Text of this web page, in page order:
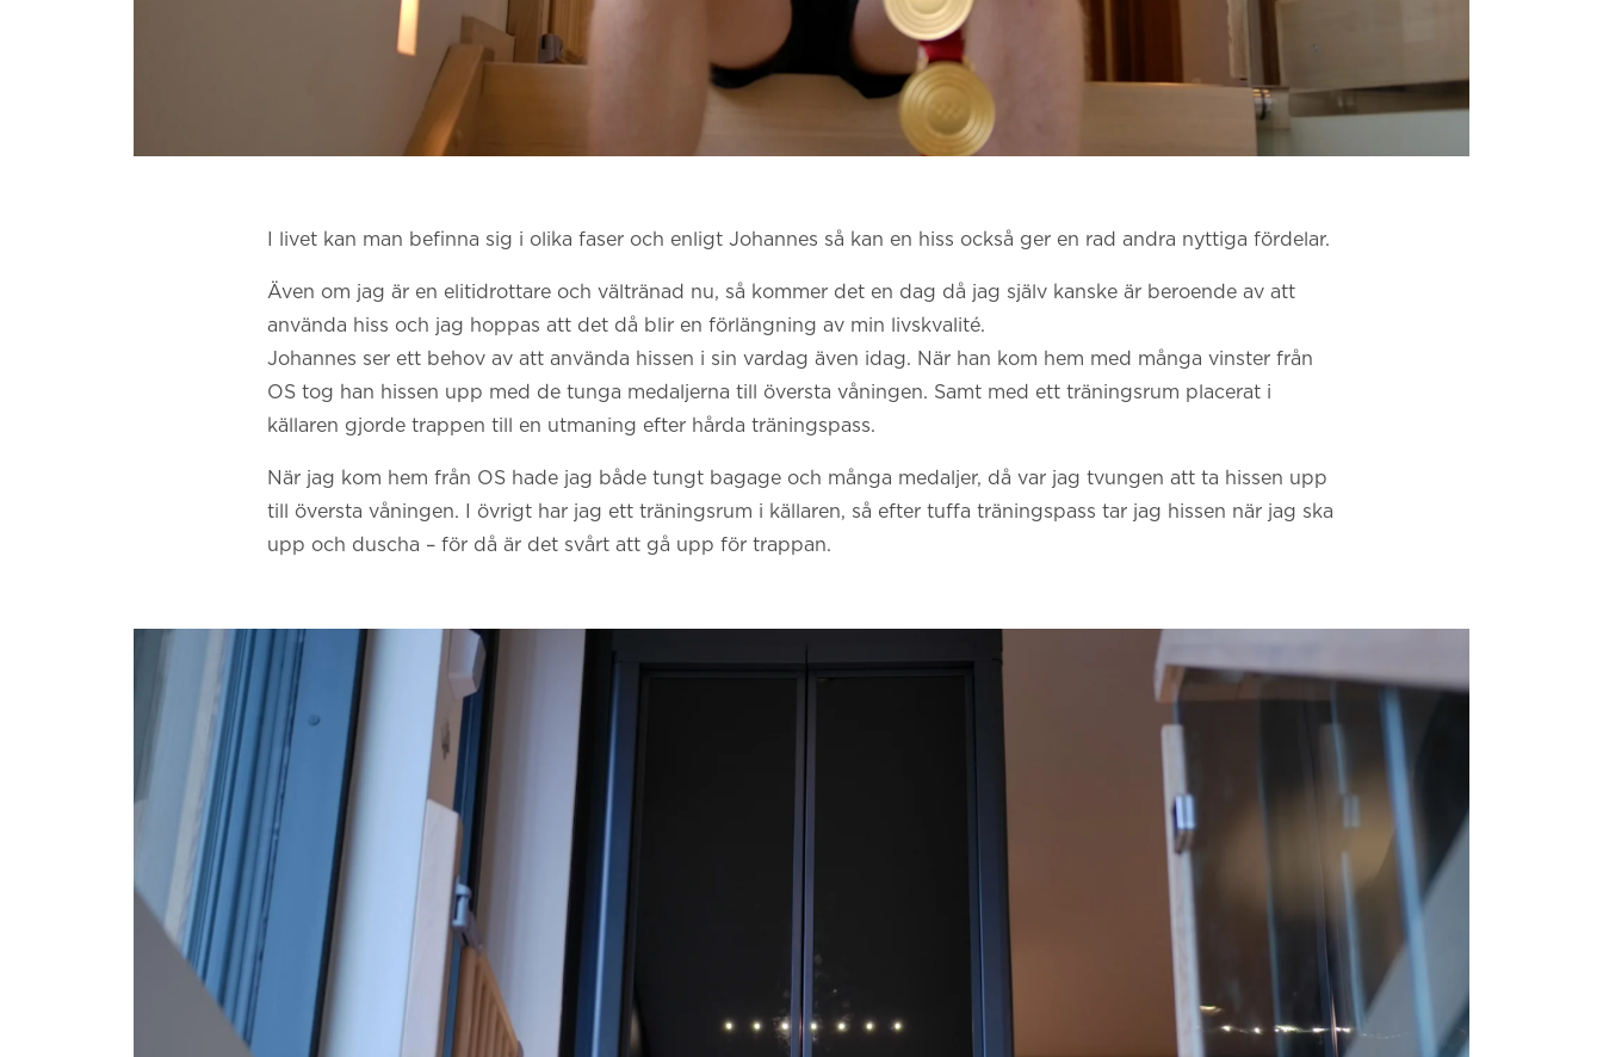
I livet kan man befinna sig i olika faser och enligt Johannes så kan en hiss också ger en rad andra nyttiga fördelar.
Även om jag är en elitidrottare och vältränad nu, så kommer det en dag då jag själv kanske är beroende av att
använda hiss och jag hoppas att det då blir en förlängning av min livskvalité.
Johannes ser ett behov av att använda hissen i sin vardag även idag. När han kom hem med många vinster från
OS tog han hissen upp med de tunga medaljerna till översta våningen. Samt med ett träningsrum placerat i
källaren gjorde trappen till en utmaning efter hårda träningspass.
När jag kom hem från OS hade jag både tungt bagage och många medaljer, då var jag tvungen att ta hissen upp
till översta våningen. I övrigt har jag ett träningsrum i källaren, så efter tuffa träningspass tar jag hissen när jag ska
upp och duscha – för då är det svårt att gå upp för trappan.